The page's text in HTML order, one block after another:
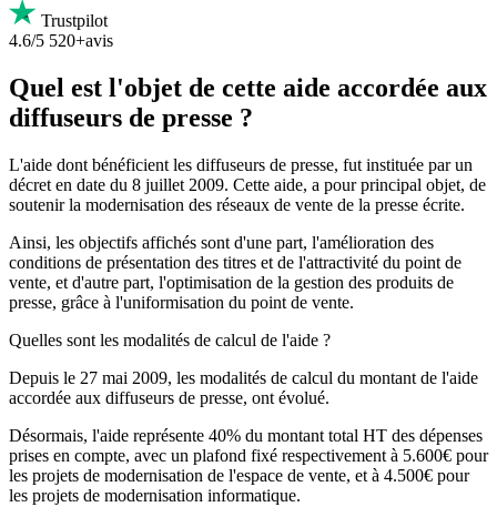
Trustpilot
4.6/5 520+avis
Quel est l'objet de cette aide accordée aux
diffuseurs de presse ?
L'aide dont bénéficient les diffuseurs de presse, fut instituée par un
décret en date du 8 juillet 2009. Cette aide, a pour principal objet, de
soutenir la modernisation des réseaux de vente de la presse écrite.
Ainsi, les objectifs affichés sont d'une part, l'amélioration des
conditions de présentation des titres et de l'attractivité du point de
vente, et d'autre part, l'optimisation de la gestion des produits de
presse, grâce à l'uniformisation du point de vente.
Quelles sont les modalités de calcul de l'aide ?
Depuis le 27 mai 2009, les modalités de calcul du montant de l'aide
accordée aux diffuseurs de presse, ont évolué.
Désormais, l'aide représente 40% du montant total HT des dépenses
prises en compte, avec un plafond fixé respectivement à 5.600€ pour
les projets de modernisation de l'espace de vente, et à 4.500€ pour
les projets de modernisation informatique.